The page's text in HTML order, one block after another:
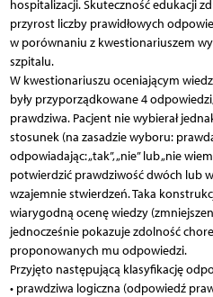
hospitalizacji. Skuteczność edukacji
przyrost liczby prawidłowych
w porównaniu z kwestionariuszem
szpitalu.
W kwestionariuszu oceniającym
były przyporządkowane 4
prawdziwa. Pacjent nie wybierał
stosunek (na zasadzie wyboru:
odpowiadając: „tak”, „nie” lub „nie
potwierdzić prawdziwość dwóch lub
wzajemnie stwierdzeń. Taka
wiarygodną ocenę wiedzy
jednocześnie pokazuje zdolność
proponowanych mu odpowiedzi.
Przyjęto następującą klasyfikację
• prawdziwa logiczna (odpowiedź